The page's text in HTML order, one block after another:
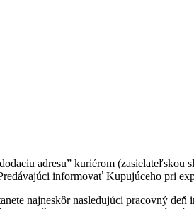
adresu” kuriérom (zasielateľskou
informovať Kupujúceho pri
najneskôr nasledujúci pracovný